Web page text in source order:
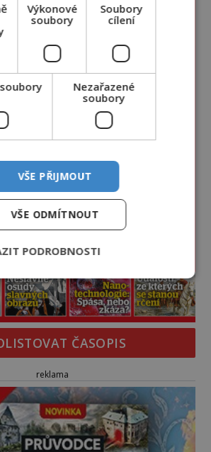
ČASOPIS
reklama
Výkonové
soubory
Soubory
cílení
Nezařazené
soubory
VŠE PŘIJMOUT
VŠE ODMÍTNOUT
PODROBNOSTI